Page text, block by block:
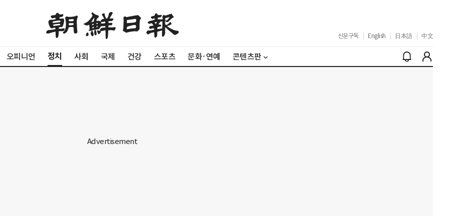
신문구독 English 日本語 中文
오피니언 정치 사회 국제 건강 스포츠 문화·연예 콘텐츠판